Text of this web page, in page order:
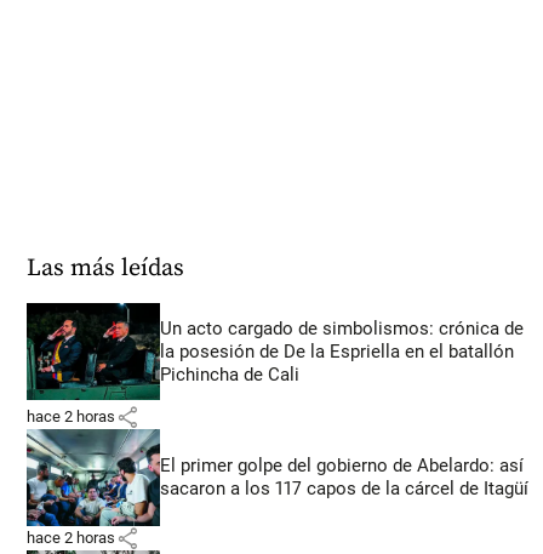
Las más leídas
Un acto cargado de simbolismos: crónica de
la posesión de De la Espriella en el batallón
Pichincha de Cali
hace 2 horas share
El primer golpe del gobierno de Abelardo: así
sacaron a los 117 capos de la cárcel de Itagüí
hace 2 horas share